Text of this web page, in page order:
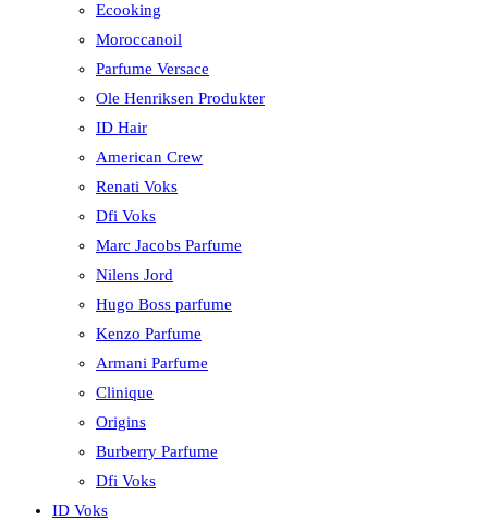
Ecooking
Moroccanoil
Parfume Versace
Ole Henriksen Produkter
ID Hair
American Crew
Renati Voks
Dfi Voks
Marc Jacobs Parfume
Nilens Jord
Hugo Boss parfume
Kenzo Parfume
Armani Parfume
Clinique
Origins
Burberry Parfume
Dfi Voks
ID Voks